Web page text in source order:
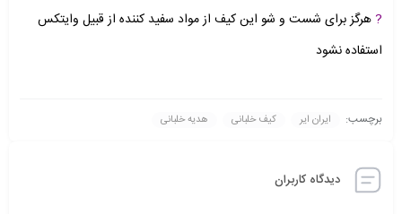
? هرگز برای شست و شو این کیف از مواد سفید کننده از قبیل وایتکس
استفاده نشود
برچسب: ایران ایر کیف خلبانی هدیه خلبانی
دیدگاه کاربران